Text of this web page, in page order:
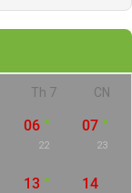
Th 7 CN
06
22
07
23
13 14